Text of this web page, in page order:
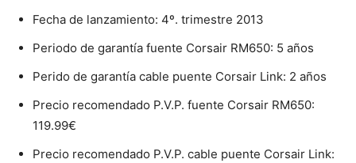
Fecha de lanzamiento: 4º. trimestre 2013
Periodo de garantía fuente Corsair RM650: 5 años
Perido de garantía cable puente Corsair Link: 2 años
Precio recomendado P.V.P. fuente Corsair RM650:
119.99€
Precio recomendado P.V.P. cable puente Corsair Link: